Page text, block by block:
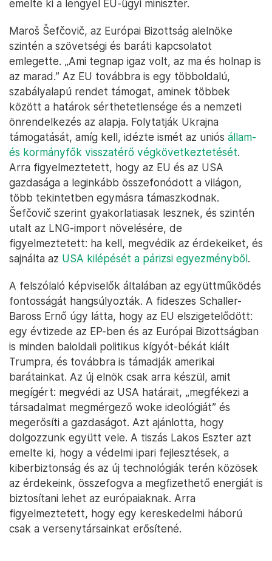
emelte ki a lengyel EU-ügyi miniszter.
Maroš Šefčovič, az Európai Bizottság alelnöke
szintén a szövetségi és baráti kapcsolatot
emlegette. „Ami tegnap igaz volt, az ma és holnap is
az marad.” Az EU továbbra is egy többoldalú,
szabályalapú rendet támogat, aminek többek
között a határok sérthetetlensége és a nemzeti
önrendelkezés az alapja. Folytatják Ukrajna
támogatását, amíg kell, idézte ismét az uniós állam-
és kormányfők visszatérő végkövetkeztetését.
Arra figyelmeztetett, hogy az EU és az USA
gazdasága a leginkább összefonódott a világon,
több tekintetben egymásra támaszkodnak.
Šefčovič szerint gyakorlatiasak lesznek, és szintén
utalt az LNG-import növelésére, de
figyelmeztetett: ha kell, megvédik az érdekeiket, és
sajnálta az USA kilépését a párizsi egyezményből.
A felszólaló képviselők általában az együttműködés
fontosságát hangsúlyozták. A fideszes Schaller-
Baross Ernő úgy látta, hogy az EU elszigetelődött:
egy évtizede az EP-ben és az Európai Bizottságban
is minden baloldali politikus kígyót-békát kiált
Trumpra, és továbbra is támadják amerikai
barátainkat. Az új elnök csak arra készül, amit
megígért: megvédi az USA határait, „megfékezi a
társadalmat megmérgező woke ideológiát” és
megerősíti a gazdaságot. Azt ajánlotta, hogy
dolgozzunk együtt vele. A tiszás Lakos Eszter azt
emelte ki, hogy a védelmi ipari fejlesztések, a
kiberbiztonság és az új technológiák terén közösek
az érdekeink, összefogva a megfizethető energiát is
biztosítani lehet az európaiaknak. Arra
figyelmeztetett, hogy egy kereskedelmi háború
csak a versenytársainkat erősítené.